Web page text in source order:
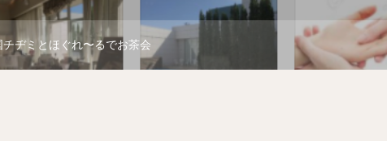
チヂミとほぐれ〜るでお茶会